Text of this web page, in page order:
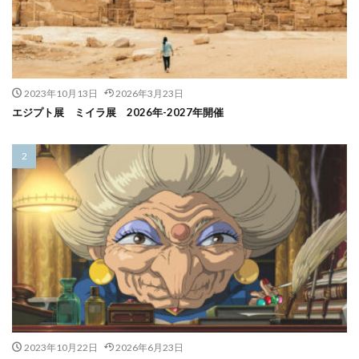
2023年10月13日 2026年3月23日
エジプト展 ミイラ展 2026年-2027年開催
2023年10月22日 2026年6月23日